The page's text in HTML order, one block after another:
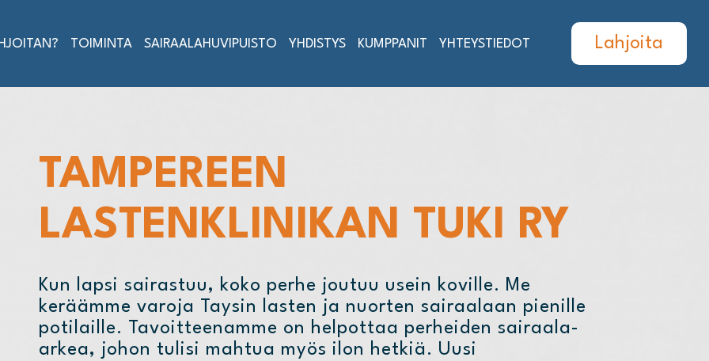
TOIMINTA SAIRAALAHUVIPUISTO YHDISTYS KUMPPANIT YHTEYSTIEDOT Lahjoita
TAMPEREEN
LASTENKLINIKAN TUKI RY
Kun lapsi sairastuu, koko perhe joutuu usein koville. Me
keräämme varoja Taysin lasten ja nuorten sairaalaan pienille
potilaille. Tavoitteenamme on helpottaa perheiden sairaala-
arkea, johon tulisi mahtua myös ilon hetkiä. Uusi